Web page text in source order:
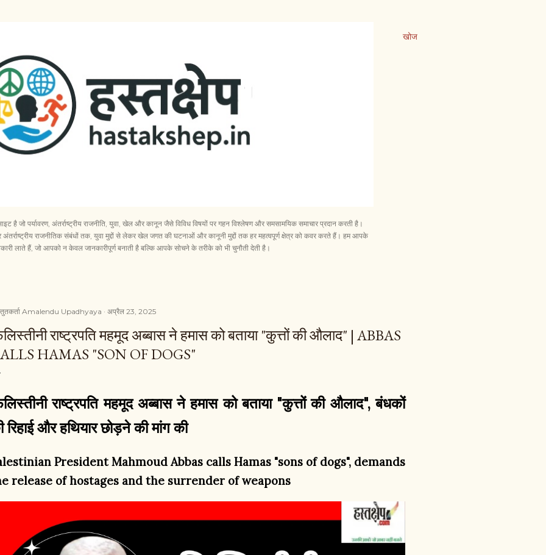
खोज
है जो पर्यावरण, अंतर्राष्ट्रीय राजनीति, युवा, खेल और कानून जैसे विविध विषयों पर गहन विश्लेषण और समसामयिक समाचार प्रदान करती है।
राजनीतिक संबंधों तक, युवा मुद्दों से लेकर खेल जगत की घटनाओं और कानूनी मुद्दों तक हर महत्वपूर्ण क्षेत्र को कवर करते हैं। हम आपके
लाते हैं, जो आपको न केवल जानकारीपूर्ण बनाती है बल्कि आपके सोचने के तरीके को भी चुनौती देती है।
Amalendu Upadhyaya अप्रैल 23, 2025
राष्ट्रपति महमूद अब्बास ने हमास को बताया "कुत्तों की औलाद" | ABBAS
HAMAS "SON OF DOGS"
राष्ट्रपति महमूद अब्बास ने हमास को बताया "कुत्तों की औलाद", बंधकों
रिहाई और हथियार छोड़ने की मांग की
President Mahmoud Abbas calls Hamas "sons of dogs", demands
release of hostages and the surrender of weapons